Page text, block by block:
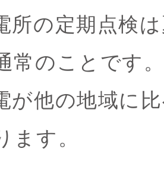
所の定期点検
常のことです
が他の地域に
ます。